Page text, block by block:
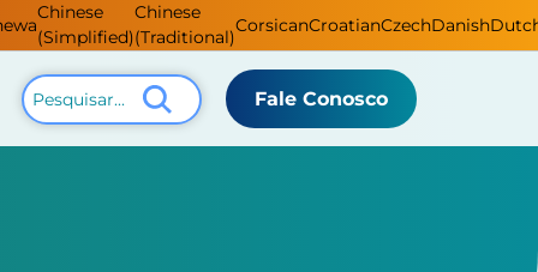
Chinese
(Simplified)
Chinese
(Traditional)
CorsicanCroatianCzechDanish
Fale Conosco